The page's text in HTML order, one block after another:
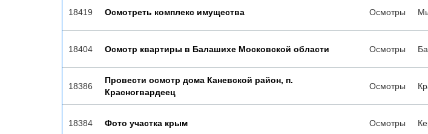
18419 Осмотреть комплекс имущества Осмотры
18404 Осмотр квартиры в Балашихе Московской области Осмотры
18386
Провести осмотр дома Каневской район, п.
Красногвардеец
Осмотры
18384 Фото участка крым Осмотры